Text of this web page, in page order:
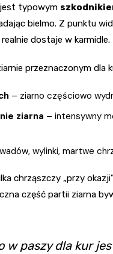
typowym
bielmo. Z punktu
dostaje w karmidle.
przeznaczonym dla
– ziarno częściowo
ziarna – intensywny
wylinki, martwe
chrząszczy „przy
część partii ziarna
w paszy dla kur